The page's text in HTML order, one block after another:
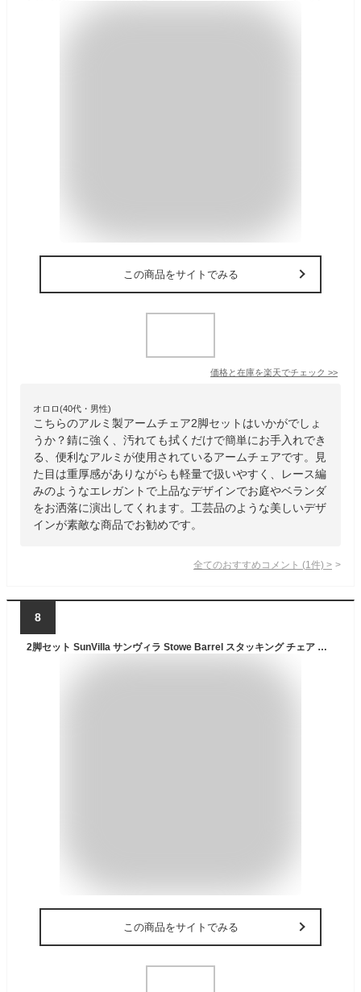
この商品をサイトでみる
価格と在庫を楽天でチェック >>
オロロ(40代・男性)
こちらのアルミ製アームチェア2脚セットはいかがでしょ
うか？錆に強く、汚れても拭くだけで簡単にお手入れでき
る、便利なアルミが使用されているアームチェアです。見
た目は重厚感がありながらも軽量で扱いやすく、レース編
みのようなエレガントで上品なデザインでお庭やベランダ
をお洒落に演出してくれます。工芸品のような美しいデザ
インが素敵な商品でお勧めです。
全てのおすすめコメント (1 件) >
8
2脚セット SunVilla サンヴィラ Stowe Barrel スタッキング チェア 屋外用 ガーデンチェア アルミフレーム 粉体塗装 錆びにくい 軽量 丈夫 重ねて収納可能 庭 テラス バルコニー プールサイド BBQ ベランダ カフェチェア 商業用 アウトドア家具 エクステリア 外構 送料無料
この商品をサイトでみる